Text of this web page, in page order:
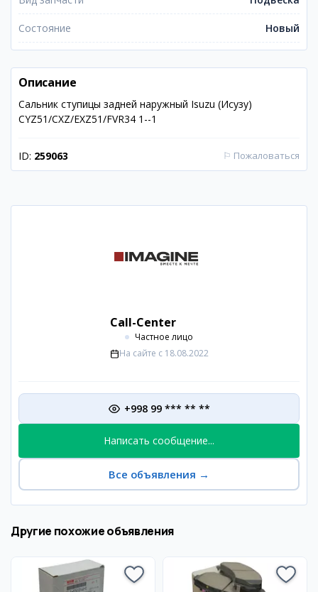
Состояние Новый
Описание
Сальник ступицы задней наружный Isuzu (Исузу)
CYZ51/CXZ/EXZ51/FVR34 1--1
ID: 259063 ⚐ Пожаловаться
Call-Center
Частное лицо
На сайте с 18.08.2022
+998 99 *** ** **
Написать сообщение...
Все объявления →
Другие похожие объявления